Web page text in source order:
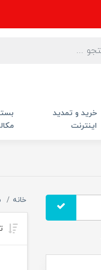
خرید و تمدید
اینترنت
خانه